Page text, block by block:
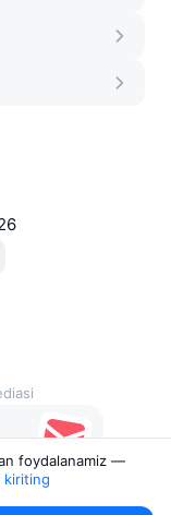
foydalanamiz —
kiriting